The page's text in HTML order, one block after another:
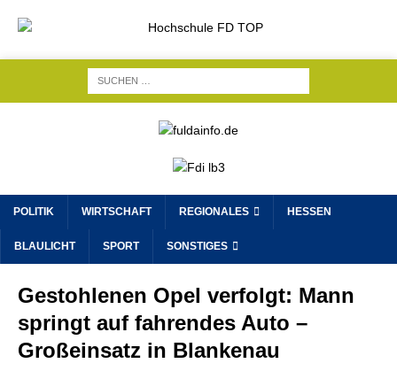
POLITIK WIRTSCHAFT REGIONALES HESSEN
BLAULICHT SPORT SONSTIGES
Gestohlenen Opel verfolgt: Mann
springt auf fahrendes Auto –
Großeinsatz in Blankenau